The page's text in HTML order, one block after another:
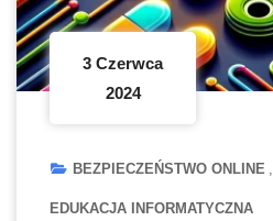
3 Czerwca
2024
BEZPIECZEŃSTWO ONLINE
EDUKACJA INFORMATYCZNA